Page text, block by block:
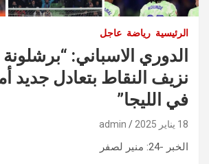
الرئيسية رياضة عاجل
الدوري الاسباني:
نزيف النقاط بتعادل جديد
في الليجا”
18 يناير 2025 admin
الخبر -24: منير لصفر